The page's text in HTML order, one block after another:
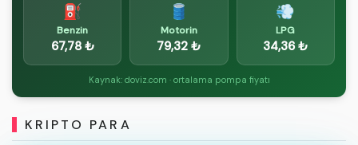
⛽
Benzin
67,78 ₺
🛢️
Motorin
79,32 ₺
💨
LPG
34,36 ₺
Kaynak: doviz.com · ortalama pompa fiyatı
KRIPTO PARA